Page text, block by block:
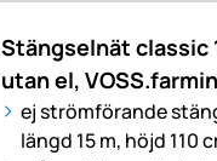
Stängselnät classic
utan el,
ej strömförande
längd 15 m, höjd 110